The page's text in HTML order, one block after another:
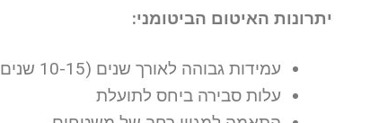
יתרונות האיטום הביטומני:
עמידות גבוהה לאורך שנים (10-15 שנים בממוצע)
עלות סבירה ביחס לתועלת